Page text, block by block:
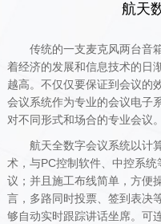
航天
传统的一支麦克风两台音
着经济的发展和信息技术的日
越高。不仅仅要保证到会议的
会议系统作为专业的会议电子
对不同形式和场合的专业会议。
航天全数字会议系统以计
术，与PC控制软件、中控系
议；并且施工布线简单，方便
言，多路同时投票、签到表决
够自动实时跟踪讲话坐席。可